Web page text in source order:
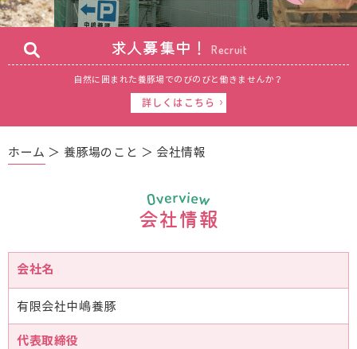
求人募集中！ Recruit
自然に囲まれた養豚場でのびのびと働きませんか？
詳しくはこちら
ホーム ＞ 養豚場のこと ＞ 会社情報
会社情報
会社名
有限会社中嶋養豚
代表取締役